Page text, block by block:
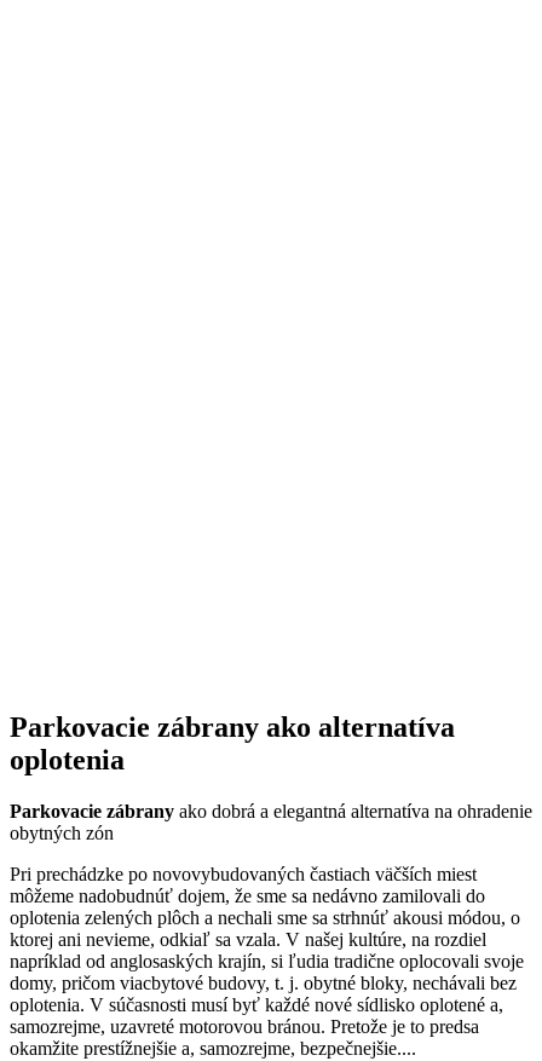
Parkovacie zábrany ako alternatíva
oplotenia
Parkovacie zábrany ako dobrá a elegantná alternatíva na ohradenie
obytných zón
Pri prechádzke po novovybudovaných častiach väčších miest
môžeme nadobudnúť dojem, že sme sa nedávno zamilovali do
oplotenia zelených plôch a nechali sme sa strhnúť akousi módou, o
ktorej ani nevieme, odkiaľ sa vzala. V našej kultúre, na rozdiel
napríklad od anglosaských krajín, si ľudia tradične oplocovali svoje
domy, pričom viacbytové budovy, t. j. obytné bloky, nechávali bez
oplotenia. V súčasnosti musí byť každé nové sídlisko oplotené a,
samozrejme, uzavreté motorovou bránou. Pretože je to predsa
okamžite prestížnejšie a, samozrejme, bezpečnejšie....